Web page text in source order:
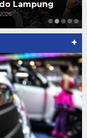
Lampung
+